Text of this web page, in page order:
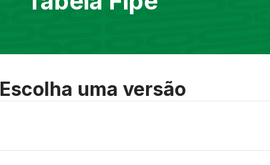
Escolha uma versão